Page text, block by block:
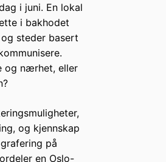
i juni. En lokal
i bakhodet
steder basert
og nærhet, eller
og kjennskap
på
en Oslo-